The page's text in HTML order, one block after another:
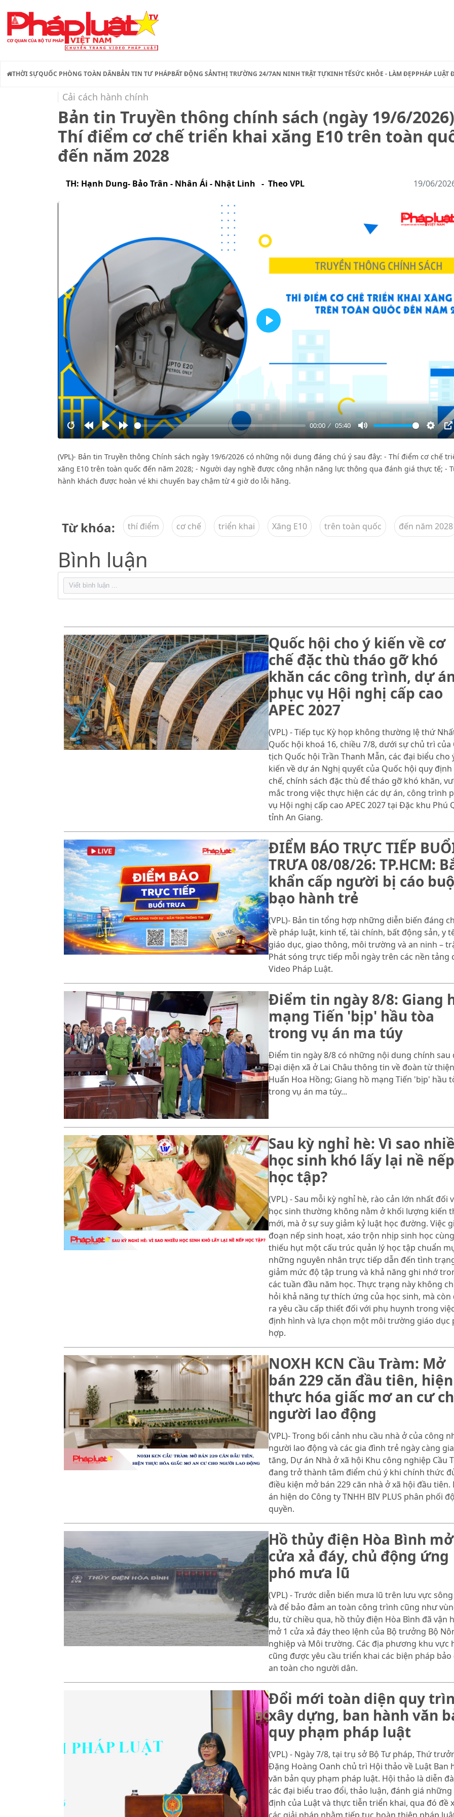
THỜI SỰQUỐC PHÒNG TOÀN DÂNBẢN TIN TƯ PHÁPBẤT ĐỘNG SẢNTHỊ TRƯỜNG 24/7AN NINH TRẬT TỰKINH TẾSỨC KHỎE - LÀM ĐẸPPHÁP LUẬT
Cải cách hành chính
Bản tin Truyền thông chính sách (ngày 19/6/
Thí điểm cơ chế triển khai xăng E10 trên toàn
đến năm 2028
TH: Hạnh Dung- Bảo Trân - Nhân Ái - Nhật Linh - Theo VPL 19/06/
RestartRewindPlay Forward
00:00 05:40
Mute
Play
(VPL)- Bản tin Truyền thông Chính sách ngày 19/6/2026 có những nội dung đáng chú ý sau đây: - Thí điểm cơ chế
xăng E10 trên toàn quốc đến năm 2028; - Người dạy nghề được công nhận năng lực thông qua đánh giá thực tế; -
hành khách được hoàn vé khi chuyến bay chậm từ 4 giờ do lỗi hãng.
Từ khóa: thí điểm cơ chế triển khai Xăng E10 trên toàn quốc đến năm 2028
Bình luận
Quốc hội cho ý kiến về cơ
chế đặc thù tháo gỡ khó
khăn các công trình, dự
phục vụ Hội nghị cấp cao
APEC 2027
(VPL) - Tiếp tục Kỳ họp không thường lệ thứ
Quốc hội khoá 16, chiều 7/8, dưới sự chủ trì của
tịch Quốc hội Trần Thanh Mẫn, các đại biểu cho
kiến về dự án Nghị quyết của Quốc hội quy định
chế, chính sách đặc thù để tháo gỡ khó khăn,
mắc trong việc thực hiện các dự án, công trình
vụ Hội nghị cấp cao APEC 2027 tại Đặc khu Phú
tỉnh An Giang.
ĐIỂM BÁO TRỰC TIẾP
TRƯA 08/08/26: TP.HCM:
khẩn cấp người bị cáo
bạo hành trẻ
(VPL)- Bản tin tổng hợp những diễn biến đáng
về pháp luật, kinh tế, tài chính, bất động sản, y
giáo dục, giao thông, môi trường và an ninh –
Phát sóng trực tiếp mỗi ngày trên các nền tảng
Video Pháp Luật.
Điểm tin ngày 8/8: Giang
mạng Tiến 'bịp' hầu tòa
trong vụ án ma túy
Điểm tin ngày 8/8 có những nội dung chính sau
Đại diện xã ở Lai Châu thông tin về đoàn từ
Huấn Hoa Hồng; Giang hồ mạng Tiến 'bịp' hầu
trong vụ án ma túy...
Sau kỳ nghỉ hè: Vì sao
học sinh khó lấy lại nề nếp
học tập?
(VPL) - Sau mỗi kỳ nghỉ hè, rào cản lớn nhất đối
học sinh thường không nằm ở khối lượng kiến
mới, mà ở sự suy giảm kỷ luật học đường. Việc
đoạn nếp sinh hoạt, xáo trộn nhịp sinh học
thiếu hụt một cấu trúc quản lý học tập chuẩn
những nguyên nhân trực tiếp dẫn đến tình
giảm mức độ tập trung và khả năng ghi nhớ
các tuần đầu năm học. Thực trạng này không
hỏi khả năng tự thích ứng của học sinh, mà còn
ra yêu cầu cấp thiết đối với phụ huynh trong việc
định hình và lựa chọn một môi trường giáo dục
hợp.
NOXH KCN Cầu Tràm: Mở
bán 229 căn đầu tiên, hiện
thực hóa giấc mơ an cư
người lao động
(VPL)- Trong bối cảnh nhu cầu nhà ở của công
người lao động và các gia đình trẻ ngày càng gia
tăng, Dự án Nhà ở xã hội Khu công nghiệp Cầu
đang trở thành tâm điểm chú ý khi chính thức
điều kiện mở bán 229 căn nhà ở xã hội đầu tiên.
án hiện do Công ty TNHH BIV PLUS phân phối
quyền.
Hồ thủy điện Hòa Bình mở
cửa xả đáy, chủ động ứng
phó mưa lũ
(VPL) - Trước diễn biến mưa lũ trên lưu vực
và để bảo đảm an toàn công trình cũng như
du, từ chiều qua, hồ thủy điện Hòa Bình đã vận
mở 1 cửa xả đáy theo lệnh của Bộ trưởng Bộ
nghiệp và Môi trường. Các địa phương khu vực
cũng được yêu cầu triển khai các biện pháp bảo
an toàn cho người dân.
Đổi mới toàn diện quy
xây dựng, ban hành văn
quy phạm pháp luật
(VPL) - Ngày 7/8, tại trụ sở Bộ Tư pháp, Thứ
Đặng Hoàng Oanh chủ trì Hội thảo về Luật Ban
văn bản quy phạm pháp luật. Hội thảo là diễn
các đại biểu trao đổi, thảo luận, đánh giá những
định của Luật và thực tiễn triển khai, qua đó đề